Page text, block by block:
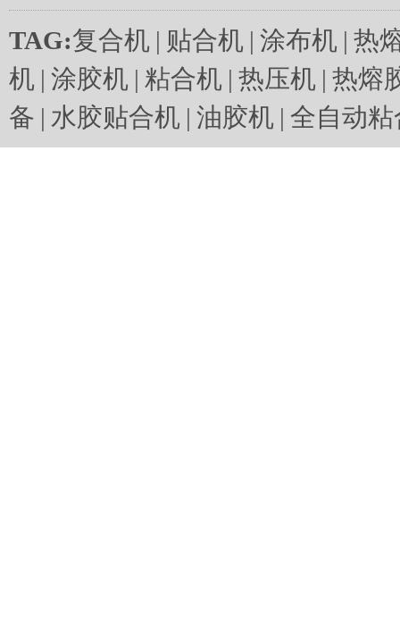
TAG:复合机 | 贴合机 | 涂布机 | 热
机 | 涂胶机 | 粘合机 | 热压机 | 热熔
备 | 水胶贴合机 | 油胶机 | 全自动粘